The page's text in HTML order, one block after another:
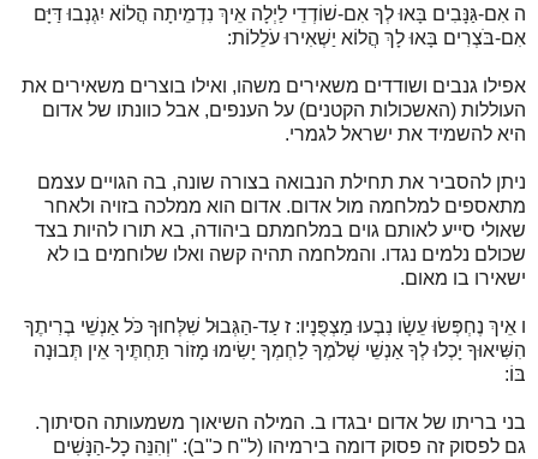
ה אִם-גַּנָּבִים בָּאוּ לְךָ אִם-שׁוֹדְדֵי לַיְלָה אֵיךְ נִדְמֵיתָה הֲלוֹא יִגְנְבוּ דַּיָּם
אִם-בֹּצְרִים בָּאוּ לָךְ הֲלוֹא יַשְׁאִירוּ עֹלֵלוֹת:
אפילו גנבים ושודדים משאירים משהו, ואילו בוצרים משאירים את
העוללות (האשכולות הקטנים) על הענפים, אבל כוונתו של אדום
היא להשמיד את ישראל לגמרי.
ניתן להסביר את תחילת הנבואה בצורה שונה, בה הגויים עצמם
מתאספים למלחמה מול אדום. אדום הוא ממלכה בזויה ולאחר
שאולי סייע לאותם גוים במלחמתם ביהודה, בא תורו להיות בצד
שכולם נלמים נגדו. והמלחמה תהיה קשה ואלו שלוחמים בו לא
ישאירו בו מאום.
ו אֵיךְ נֶחְפְּשׂוּ עֵשָׂו נִבְעוּ מַצְפֻּנָיו: ז עַד-הַגְּבוּל שִׁלְּחוּךָ כֹּל אַנְשֵׁי בְרִיתֶךָ
הִשִּׁיאוּךָ יָכְלוּ לְךָ אַנְשֵׁי שְׁלֹמֶךָ לַחְמְךָ יָשִׂימוּ מָזוֹר תַּחְתֶּיךָ אֵין תְּבוּנָה
בּוֹ:
בני בריתו של אדום יבגדו ב. המילה השיאוך משמעותה הסיתוך.
גם לפסוק זה פסוק דומה בירמיהו (ל"ח כ"ב): "וְהִנֵּה כָל-הַנָּשִׁים